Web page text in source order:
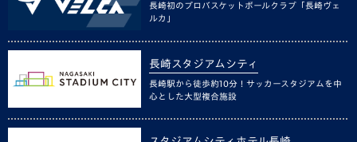
長崎初のプロバスケットボールクラブ「長崎ヴェ
ルカ」
長崎スタジアムシティ
長崎駅から徒歩約10分！サッカースタジアムを中
心とした大型複合施設